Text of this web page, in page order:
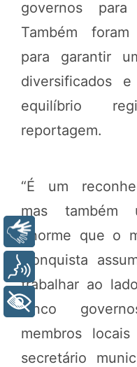
governos para
Também
para garantir
diversificados
equilíbrio
reportagem.
“É um
mas também
enorme que o
Conquista
trabalhar ao
cinco
membros
secretário
Libras
Voz